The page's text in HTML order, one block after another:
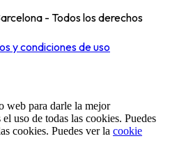
- Todos los derechos
y condiciones de uso
web para darle la mejor
uso de todas las cookies. Puedes
cookies. Puedes ver la cookie